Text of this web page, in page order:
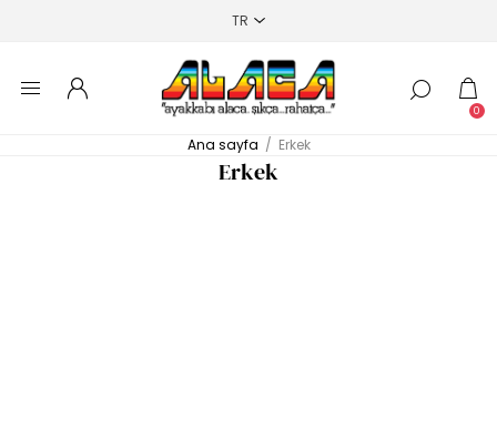
0
Ana sayfa / Erkek
Erkek